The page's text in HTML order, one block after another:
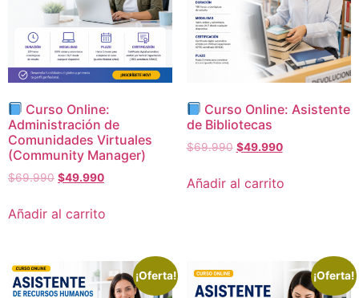
Curso Online:
Administración de
Comunidades Virtuales
(Community Manager)
$69.990 $49.990
Añadir al carrito
Curso Online: Asistente
de Bibliotecas
$69.990 $49.990
Añadir al carrito
¡Oferta! ¡Oferta!